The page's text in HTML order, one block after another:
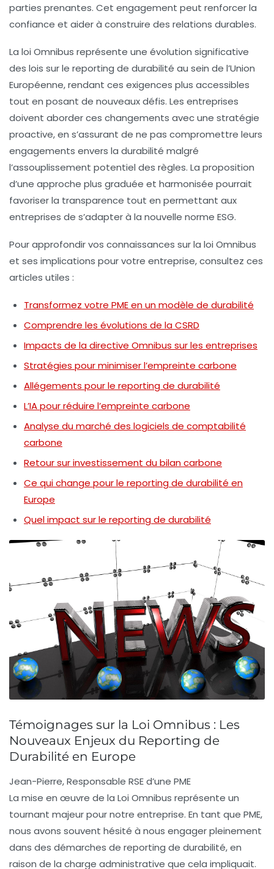
parties prenantes. Cet engagement peut renforcer la
confiance et aider à construire des relations durables.
La loi Omnibus représente une évolution significative
des lois sur le reporting de durabilité au sein de l’Union
Européenne, rendant ces exigences plus accessibles
tout en posant de nouveaux défis. Les entreprises
doivent aborder ces changements avec une stratégie
proactive, en s’assurant de ne pas compromettre leurs
engagements envers la durabilité malgré
l’assouplissement potentiel des règles. La proposition
d’une approche plus graduée et harmonisée pourrait
favoriser la transparence tout en permettant aux
entreprises de s’adapter à la nouvelle norme ESG.
Pour approfondir vos connaissances sur la loi Omnibus
et ses implications pour votre entreprise, consultez ces
articles utiles :
Transformez votre PME en un modèle de durabilité
Comprendre les évolutions de la CSRD
Impacts de la directive Omnibus sur les entreprises
Stratégies pour minimiser l’empreinte carbone
Allégements pour le reporting de durabilité
L’IA pour réduire l’empreinte carbone
Analyse du marché des logiciels de comptabilité
carbone
Retour sur investissement du bilan carbone
Ce qui change pour le reporting de durabilité en
Europe
Quel impact sur le reporting de durabilité
Témoignages sur la Loi Omnibus : Les
Nouveaux Enjeux du Reporting de
Durabilité en Europe
Jean-Pierre, Responsable RSE d’une PME
La mise en œuvre de la Loi Omnibus représente un
tournant majeur pour notre entreprise. En tant que PME,
nous avons souvent hésité à nous engager pleinement
dans des démarches de reporting de durabilité, en
raison de la charge administrative que cela impliquait.